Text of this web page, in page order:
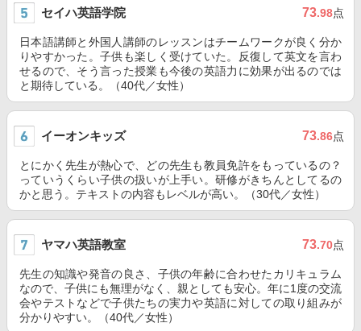
セイハ英語学院 73.98点
日本語講師と外国人講師のレッスンはチームワークが良く分か
りやすかった。子供も楽しく受けていた。反復して英文を言わ
せるので、そう言った授業も今後の英語力に効果が出るのでは
と期待している。（40代／女性）
イーオンキッズ 73.86点
とにかく先生が熱心で、どの先生も教員免許をもっているの？
っていうくらい子供の扱いが上手い。研修がきちんとしてるの
かと思う。テキストの内容もレベルが高い。（30代／女性）
ヤマハ英語教室 73.70点
先生の知識や発音の良さ、子供の年齢に合わせたカリキュラム
なので、子供にも無理がなく、親としても安心。年に1度の交流
会やテストなどで子供たちの実力や英語に対しての取り組みが
分かりやすい。（40代／女性）